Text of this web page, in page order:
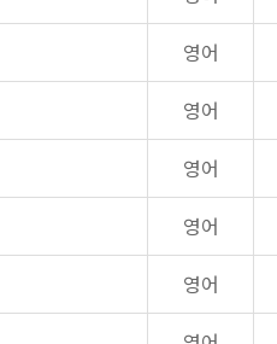
영어
영어
영어
영어
영어